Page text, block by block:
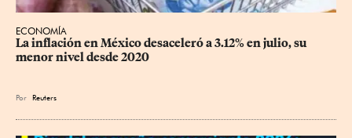
ECONOMÍA
La inflación en México desaceleró a 3.12% en julio, su
menor nivel desde 2020
Por Reuters